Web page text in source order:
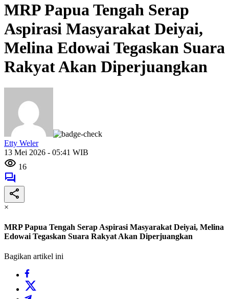
MRP Papua Tengah Serap
Aspirasi Masyarakat Deiyai,
Melina Edowai Tegaskan Suara
Rakyat Akan Diperjuangkan
Etty Weler
13 Mei 2026 - 05:41 WIB
16
×
MRP Papua Tengah Serap Aspirasi Masyarakat Deiyai, Melina
Edowai Tegaskan Suara Rakyat Akan Diperjuangkan
Bagikan artikel ini